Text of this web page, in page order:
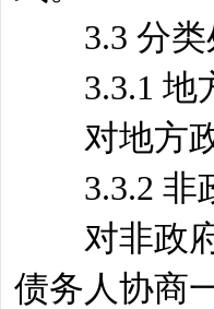
3.3 分类
3.3.1 地
对地方政
3.3.2 非政
对非政府
债务人协商